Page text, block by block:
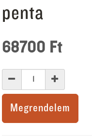
penta
68700 Ft
Megrendelem